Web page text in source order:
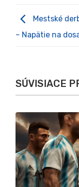
Mestské
– Napätie na
SÚVISIACE